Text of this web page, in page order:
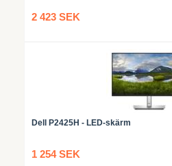
2 423 SEK
Dell P2425H - LED-skärm
1 254 SEK